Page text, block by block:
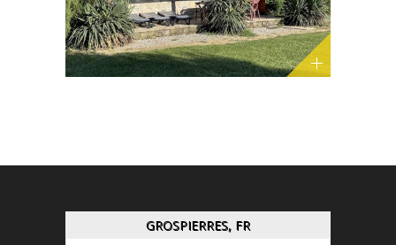
GROSPIERRES, FR